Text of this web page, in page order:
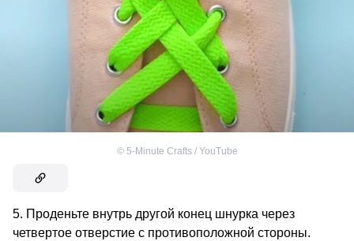
© 5-Minute Crafts / YouTube
5. Проденьте внутрь другой конец шнурка через
четвертое отверстие с противоположной стороны.